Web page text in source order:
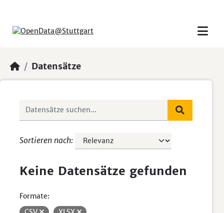
Datensätze
Sortieren nach
Keine Datensätze gefunden
Formate: